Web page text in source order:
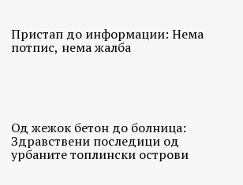
Пристап до информации: Нема
потпис, нема жалба
Од жежок бетон до болница:
Здравствени последици од
урбаните топлински острови